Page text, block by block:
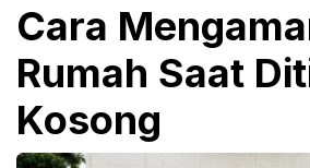
Cara
Rumah Saat
Kosong